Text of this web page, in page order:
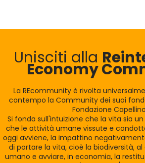
Unisciti alla
Economy
La REcommunity è rivolta
contempo la Community dei suoi
Fondazione
Si fonda sull'intuizione che la vita sia
che le attività umane vissute e
oggi avviene, la impattino
di portare la vita, cioè la biodiversità,
umano e avviare, in economia, la